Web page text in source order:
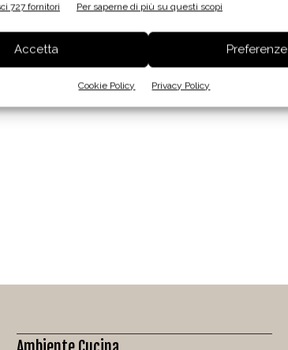
727 fornitori Per saperne di più su questi scopi
Accetta Preferenze
Cookie Policy Privacy Policy